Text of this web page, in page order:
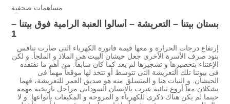
مساهمات صحفية
بستان بيتنا – التعريشة – أسالوا العنبة الرامية فوق بيتنا –
1
إرتفاع درجات الحرارة و معها قيمة فاتورة الكهرباء التى صارت تنافس
بنود صرف الأسرة الأخرى جعل حيشان البيت هى الملاذ و الملجأ. و لكن
الإعتناء بتخضيرها و تشجيرها لم يعد كما كان سابقاً. من أهم ما نفتقده
فى بيوتنا تلك التعريشة التى تتوسط أو تتخذ لها موقعاً مهماً فى
الحيشان. و النبات هنا و المتسلق منه هو صديق العمر للتعريشة، فهما
يشكلان معاً أروع ثنائية عبرت بالإنسان السودانى مراحل تاريخية مهمة
حينما لم يكن هناك ذكرى للكهرباء و المروحة و المكيفات بأنواعها. و لا